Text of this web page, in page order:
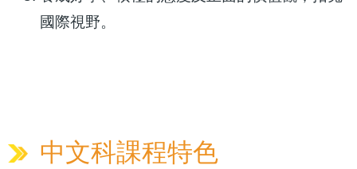
國際視野。
中文科課程特色